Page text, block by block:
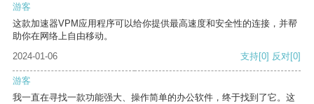
游客
这款加速器VPM应用程序可以给你提供最高速度和安全性的连接，并帮
助你在网络上自由移动。
2024-01-06
支持[0] 反对[0]
游客
我一直在寻找一款功能强大、操作简单的办公软件，终于找到了它。这